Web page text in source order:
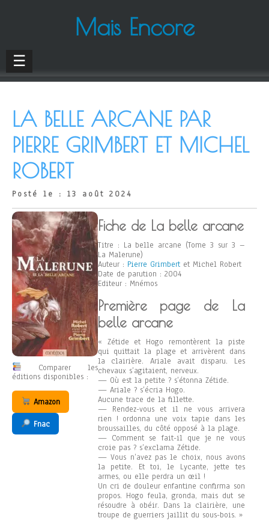
Mais Encore
☰
LA BELLE ARCANE PAR
PIERRE GRIMBERT ET MICHEL
ROBERT
Posté le : 13 août 2024
Comparer les
éditions disponibles :
Amazon
Fnac
Fiche de La belle arcane
Titre : La belle arcane (Tome 3 sur 3 –
La Malerune)
Auteur : Pierre Grimbertet Michel Robert
Date de parution : 2004
Editeur : Mnémos
Première page de La
belle arcane
« Zétide et Hogo remontèrent la piste
qui quittait la plage et arrivèrent dans
la clairière. Ariale avait disparu. Les
chevaux s’agitaient, nerveux.
— Où est la petite ? s’étonna Zétide.
— Ariale ? s’écria Hogo.
Aucune trace de la fillette.
— Rendez-vous et il ne vous arrivera
rien ! ordonna une voix tapie dans les
broussailles, du côté opposé à la plage.
— Comment se fait-il que je ne vous
croie pas ? s’exclama Zétide.
— Vous n’avez pas le choix, nous avons
la petite. Et toi, le Lycante, jette tes
armes, ou elle perdra un œil !
Un cri de douleur enfantine confirma son
propos. Hogo feula, gronda, mais dut se
résoudre à obéir. Dans la clairière, une
troupe de guerriers jaillit du sous-bois. »